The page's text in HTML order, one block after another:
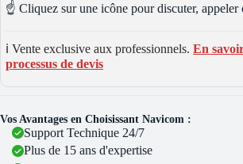
☝️ Cliquez sur une icône pour discuter, appeler
ℹ️ Vente exclusive aux professionnels. En
processus de devis
Vos Avantages en Choisissant Navicom :
Support Technique 24/7
Plus de 15 ans d'expertise